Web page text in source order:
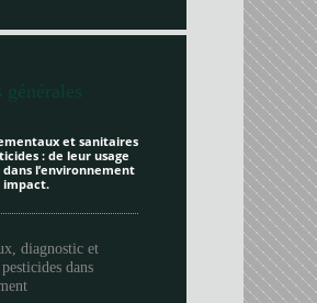
et sanitaires
: de leur usage
l’environnement
impact.
diagnostic et
dans